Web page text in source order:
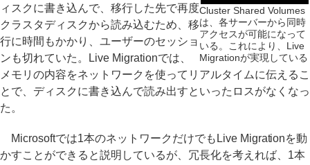
Cluster Shared Volumes
は、各サーバーから同時
アクセスが可能になって
いる。これにより、Live
Migrationが実現している
ィスクに書き込んで、移行した先で再度
クラスタディスクから読み込むため、移
行に時間もかかり、ユーザーのセッショ
ンも切れていた。Live Migrationでは、
メモリの内容をネットワークを使ってリアルタイムに伝えるこ
とで、ディスクに書き込んで読み出すといったロスがなくなっ
た。
Microsoftでは1本のネットワークだけでもLive Migrationを動
かすことができると説明しているが、冗長化を考えれば、1本